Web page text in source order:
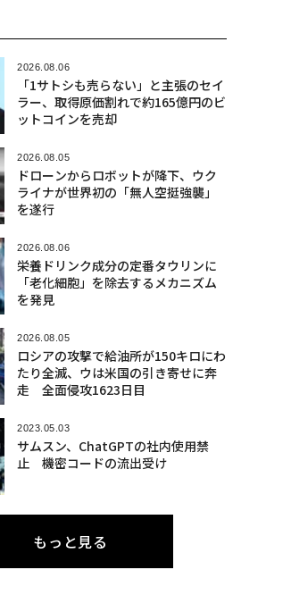
2026.08.06
「1サトシも売らない」と主張のセイ
ラー、取得原価割れで約165億円のビ
ットコインを売却
2026.08.05
ドローンからロボットが降下、ウク
ライナが世界初の「無人空挺強襲」
を遂行
2026.08.06
栄養ドリンク成分の定番タウリンに
「老化細胞」を除去するメカニズム
を発見
2026.08.05
ロシアの攻撃で給油所が150キロにわ
たり全滅、ウは米国の引き寄せに奔
走 全面侵攻1623日目
2023.05.03
サムスン、ChatGPTの社内使用禁
止 機密コードの流出受け
もっと見る